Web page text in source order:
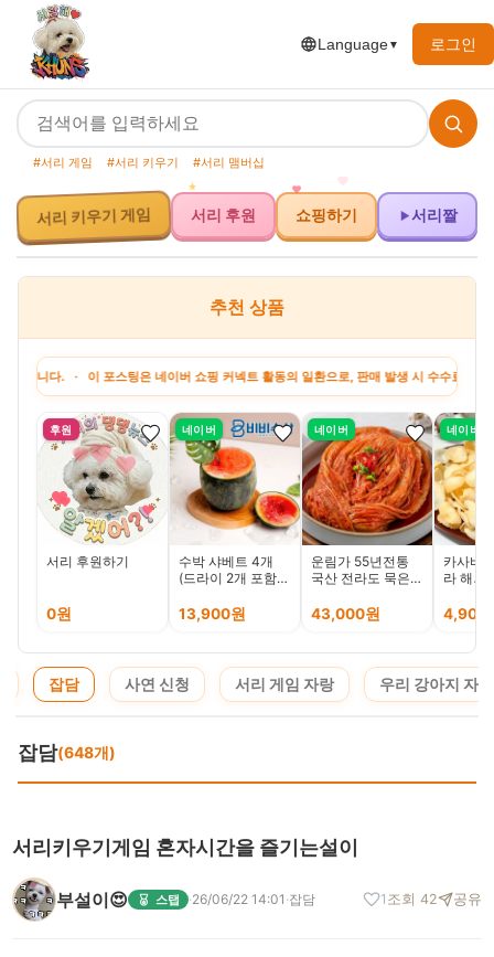
Language▼ 로그인
#서리 게임 #서리 키우기 #서리 맴버십
서리 키우기 게임 서리 후원 쇼핑하기 서리짤
추천 상품
. · 이 포스팅은 네이버 쇼핑 커넥트 활동의 일환으로, 판매 발생 시 수수료를 제공
후원
서리 후원하기
0원
네이버
수박 샤베트 4개
(드라이 2개 포함)
샤베트
13,900원
네이버
운림가 55년전통
국산 전라도 묵은지
신 김치
43,000원
네이버
카사바
라 해외
4,900
잡담 사연 신청 서리 게임 자랑 우리 강아지 자랑
잡담(648개)
서리키우기게임 혼자시간을 즐기는설이
부설이😍 스탭 ·26/06/22 14:01 ·잡담 1 조회 42 공유